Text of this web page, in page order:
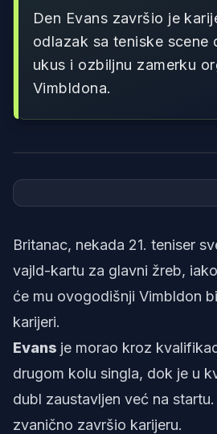
Den Evans završio je
odlazak sa teniske scene
ukus i ozbiljnu zamerku
Vimbldona.
Britanac, nekada 21. teniser
vajld-kartu za glavni žreb,
će mu ovogodišnji Vimbldon
karijeri.
Evans je morao kroz
drugom kolu singla, dok je u
dubl zaustavljen već na
zvanično završio karijeru.